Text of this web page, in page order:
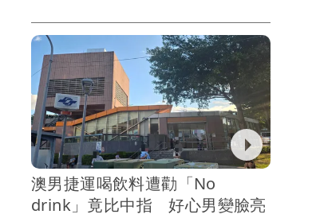
52家廠商釋2300職缺！板
博會9/18登場 建築工程採
起薪65K
生活
鬥痕跡，全案報請高雄地檢署檢察官相
驗。
澳男捷運喝飲料遭勸「No
drink」竟比中指 好心男變臉亮